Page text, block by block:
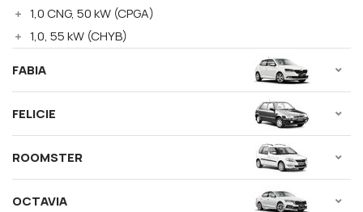
1,0 CNG, 50 kW (CPGA)
1,0, 55 kW (CHYB)
FABIA
FELICIE
ROOMSTER
OCTAVIA